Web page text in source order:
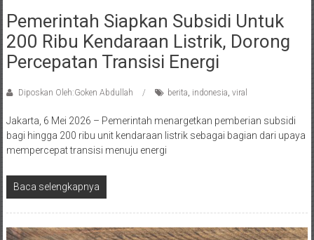
Pemerintah Siapkan Subsidi Untuk
200 Ribu Kendaraan Listrik, Dorong
Percepatan Transisi Energi
Diposkan Oleh:Goken Abdullah berita, indonesia, viral
Jakarta, 6 Mei 2026 – Pemerintah menargetkan pemberian subsidi
bagi hingga 200 ribu unit kendaraan listrik sebagai bagian dari upaya
mempercepat transisi menuju energi
Baca selengkapnya